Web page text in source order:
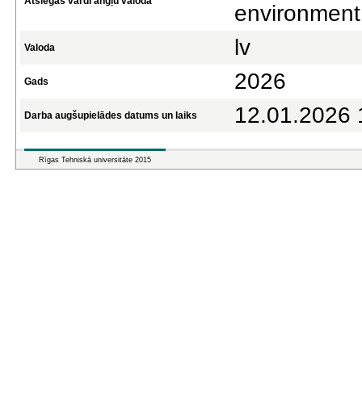
Valoda lv
Gads 2026
Darba augšupielādes datums un laiks 12.01.2026
Rīgas Tehniskā universitāte 2015